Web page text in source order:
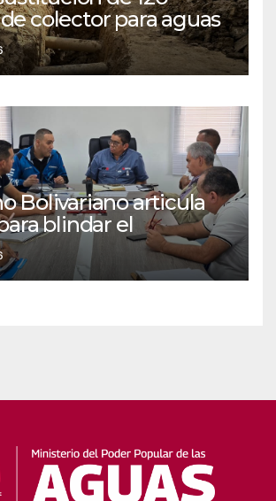
colector para aguas
en Coche
Bolivariano articula
blindar el
de agua y
en Falcón